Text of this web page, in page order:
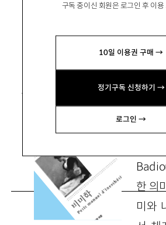
구독 중이신 회원은 로그인 후 이용
10일 이용권 구매 →
정기구독 신청하기 →
로그인 →
고려대 민족문화연구
jspinoza@empal.com
한 의
미와